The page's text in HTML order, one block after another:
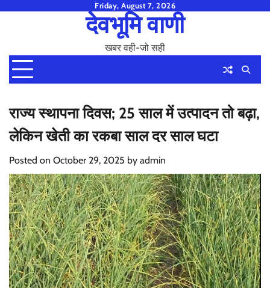
Friday, August 7, 2026
देवभूमि वाणी
खबर वही-जो सही
राज्य स्थापना दिवस; 25 साल में उत्पादन तो बढ़ा,
लेकिन खेती का रकबा साल दर साल घटा
Posted on October 29, 2025 by admin